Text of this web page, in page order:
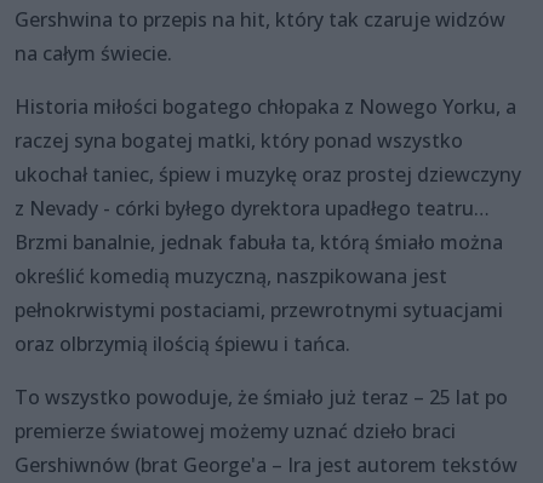
Gershwina to przepis na hit, który tak czaruje widzów
na całym świecie.
Historia miłości bogatego chłopaka z Nowego Yorku, a
raczej syna bogatej matki, który ponad wszystko
ukochał taniec, śpiew i muzykę oraz prostej dziewczyny
z Nevady - córki byłego dyrektora upadłego teatru…
Brzmi banalnie, jednak fabuła ta, którą śmiało można
określić komedią muzyczną, naszpikowana jest
pełnokrwistymi postaciami, przewrotnymi sytuacjami
oraz olbrzymią ilością śpiewu i tańca.
To wszystko powoduje, że śmiało już teraz – 25 lat po
premierze światowej możemy uznać dzieło braci
Gershiwnów (brat George'a – Ira jest autorem tekstów